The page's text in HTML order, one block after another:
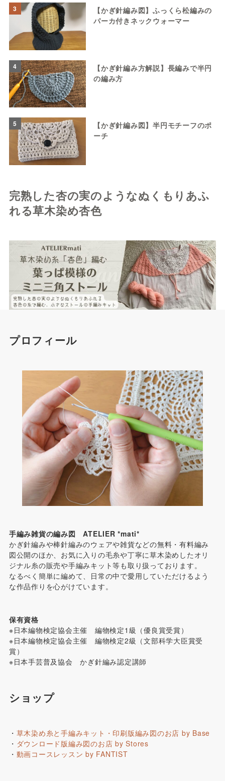
3
【かぎ針編み図】ふっくら松編みの
パーカ付きネックウォーマー
4
【かぎ針編み方解説】長編みで半円
の編み方
5
【かぎ針編み図】半円モチーフのポ
ーチ
完熟した杏の実のようなぬくもりあふ
れる草木染め杏色
プロフィール
手編み雑貨の編み図 ATELIER *mati*
かぎ針編みや棒針編みのウェアや雑貨などの無料・有料編み
図公開のほか、お気に入りの毛糸や丁寧に草木染めしたオリ
ジナル糸の販売や手編みキット等も取り扱っております。
なるべく簡単に編めて、日常の中で愛用していただけるよう
な作品作りを心がけています。
保有資格
※日本編物検定協会主催 編物検定1級（優良賞受賞）
※日本編物検定協会主催 編物検定2級（文部科学大臣賞受
賞）
※日本手芸普及協会 かぎ針編み認定講師
ショップ
・ 草木染め糸と手編みキット・印刷版編み図のお店 by Base
・ ダウンロード版編み図のお店 by Stores
・ 動画コースレッスン by FANTIST